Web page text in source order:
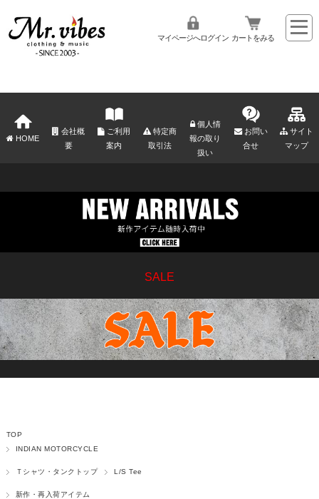
マイページへログイン カートをみる
HOME
会社概
要
ご利用
案内
特定商
取引法
個人情
報の取り
扱い
お問い
合せ
サイト
マップ
SALE
TOP
INDIAN MOTORCYCLE
Ｔシャツ・タンクトップ L/S Tee
新作・再入荷アイテム